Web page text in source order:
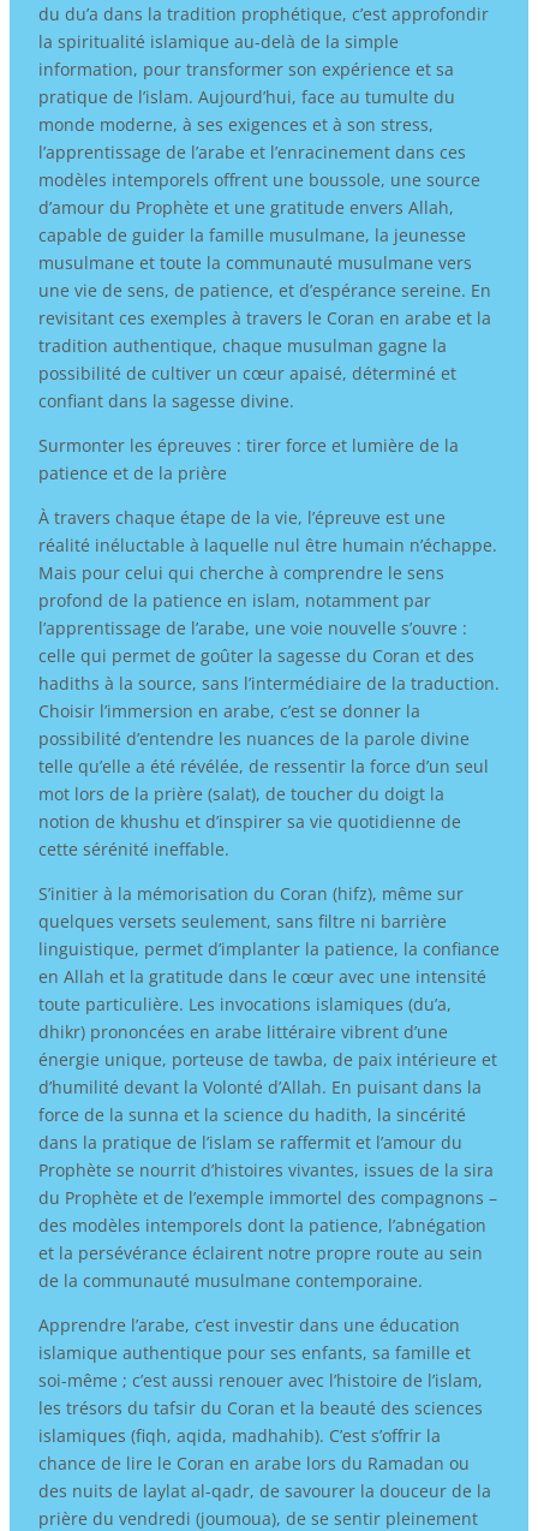
du du’a dans la tradition prophétique, c’est approfondir
la spiritualité islamique au-delà de la simple
information, pour transformer son expérience et sa
pratique de l’islam. Aujourd’hui, face au tumulte du
monde moderne, à ses exigences et à son stress,
l’apprentissage de l’arabe et l’enracinement dans ces
modèles intemporels offrent une boussole, une source
d’amour du Prophète et une gratitude envers Allah,
capable de guider la famille musulmane, la jeunesse
musulmane et toute la communauté musulmane vers
une vie de sens, de patience, et d’espérance sereine. En
revisitant ces exemples à travers le Coran en arabe et la
tradition authentique, chaque musulman gagne la
possibilité de cultiver un cœur apaisé, déterminé et
confiant dans la sagesse divine.
Surmonter les épreuves : tirer force et lumière de la
patience et de la prière
À travers chaque étape de la vie, l’épreuve est une
réalité inéluctable à laquelle nul être humain n’échappe.
Mais pour celui qui cherche à comprendre le sens
profond de la patience en islam, notamment par
l’apprentissage de l’arabe, une voie nouvelle s’ouvre :
celle qui permet de goûter la sagesse du Coran et des
hadiths à la source, sans l’intermédiaire de la traduction.
Choisir l’immersion en arabe, c’est se donner la
possibilité d’entendre les nuances de la parole divine
telle qu’elle a été révélée, de ressentir la force d’un seul
mot lors de la prière (salat), de toucher du doigt la
notion de khushu et d’inspirer sa vie quotidienne de
cette sérénité ineffable.
S’initier à la mémorisation du Coran (hifz), même sur
quelques versets seulement, sans filtre ni barrière
linguistique, permet d’implanter la patience, la confiance
en Allah et la gratitude dans le cœur avec une intensité
toute particulière. Les invocations islamiques (du’a,
dhikr) prononcées en arabe littéraire vibrent d’une
énergie unique, porteuse de tawba, de paix intérieure et
d’humilité devant la Volonté d’Allah. En puisant dans la
force de la sunna et la science du hadith, la sincérité
dans la pratique de l’islam se raffermit et l’amour du
Prophète se nourrit d’histoires vivantes, issues de la sira
du Prophète et de l’exemple immortel des compagnons –
des modèles intemporels dont la patience, l’abnégation
et la persévérance éclairent notre propre route au sein
de la communauté musulmane contemporaine.
Apprendre l’arabe, c’est investir dans une éducation
islamique authentique pour ses enfants, sa famille et
soi-même ; c’est aussi renouer avec l’histoire de l’islam,
les trésors du tafsir du Coran et la beauté des sciences
islamiques (fiqh, aqida, madhahib). C’est s’offrir la
chance de lire le Coran en arabe lors du Ramadan ou
des nuits de laylat al-qadr, de savourer la douceur de la
prière du vendredi (joumoua), de se sentir pleinement